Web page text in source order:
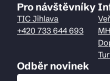
Pro návštěvníky
TIC Jihlava
+420 733 644 693
Odběr novinek